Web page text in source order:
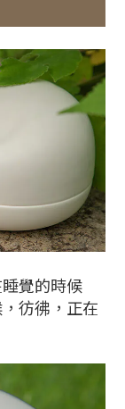
覺的時候
彷彿，正在